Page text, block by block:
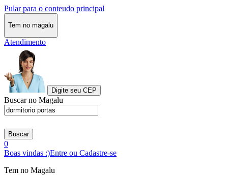
Pular para o conteudo principal
Tem no magalu
Atendimento
Digite seu CEP
Buscar no Magalu
Buscar
0
Boas vindas :)Entre ou Cadastre-se
Tem no Magalu